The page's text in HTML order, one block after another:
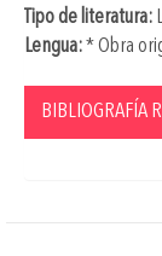
Tipo de literatura:
Lengua:* Obra
BIBLIOGRAFÍA